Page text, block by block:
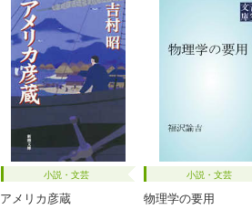
小説・文芸
アメリカ彦蔵
小説・文芸
物理学の要用